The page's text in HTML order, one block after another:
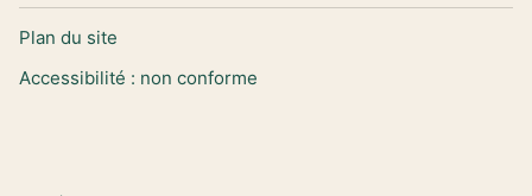
Plan du site
Accessibilité : non conforme